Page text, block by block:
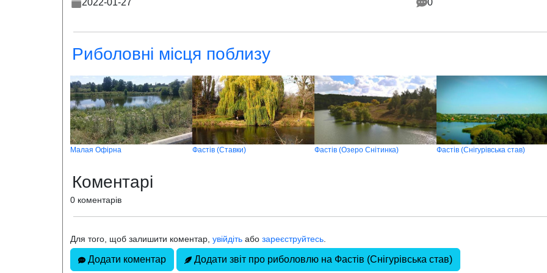
Риболовні місця поблизу
Малая Офірна Фастів (Ставки) Фастів (Озеро Снітинка) Фастів (Снігурівська став)
Коментарі
0 коментарів
Для того, щоб залишити коментар, увійдіть або зареєструйтесь
Додати коментар Додати звіт про риболовлю на Фастів (Снігурівська став)